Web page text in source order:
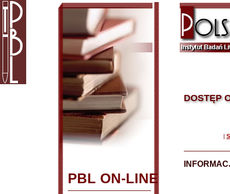
PBL ON-LINE
DOSTĘP
|